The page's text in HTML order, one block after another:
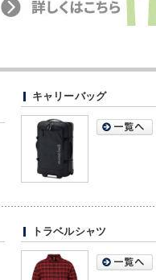
キャリーバッグ
トラベルシャツ